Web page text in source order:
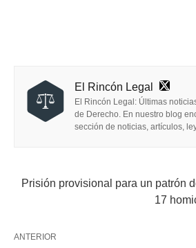
El Rincón Legal
El Rincón Legal: Últimas
de Derecho. En nuestro blog
sección de noticias, artículos,
Prisión provisional para un patrón
17
ANTERIOR